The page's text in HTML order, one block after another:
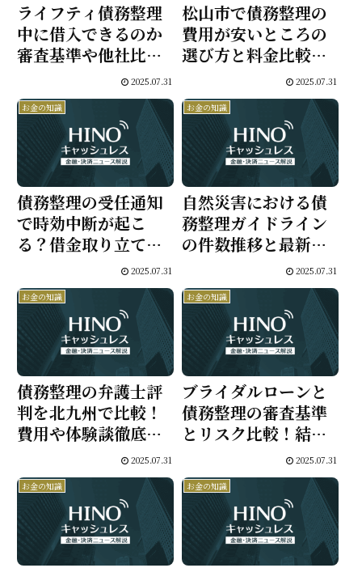
ライフティ債務整理
中に借入できるのか
審査基準や他社比較
と体験談を徹底解説
2025.07.31
松山市で債務整理の
費用が安いところの
選び方と料金比較｜
実績豊富な法律事務
所の一覧と無料相談
活用ガイド
2025.07.31
お金の知識
債務整理の受任通知
で時効中断が起こ
る？借金取り立て停
止と時効援用の注意
点を解説
2025.07.31
お金の知識
自然災害における債
務整理ガイドライン
の件数推移と最新デ
ータで申請状況と手
続き全体像を解説
2025.07.31
お金の知識
債務整理の弁護士評
判を北九州で比較！
費用や体験談徹底ガ
イドと専門家の選び
方
2025.07.31
お金の知識
ブライダルローンと
債務整理の審査基準
とリスク比較！結婚
資金や借金整理で賢
く選ぶ方法
2025.07.31
お金の知識 お金の知識